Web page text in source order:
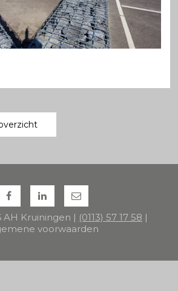
AH Kruiningen | (0113) 57 17 58 |
voorwaarden